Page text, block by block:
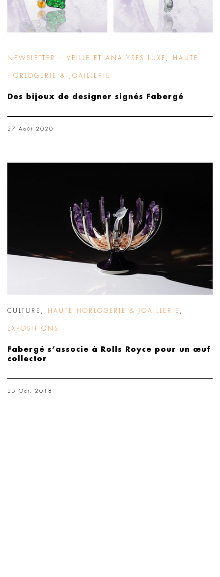
NEWSLETTER – VEILLE ET ANALYSES LUXE HAUTE
HORLOGERIE & JOAILLERIE
Des bijoux de designer signés Fabergé
27 Août 2020
CULTURE HAUTE HORLOGERIE & JOAILLERIE
EXPOSITIONS
Fabergé s’associe à Rolls Royce pour un œuf
collector
25 Oct. 2018